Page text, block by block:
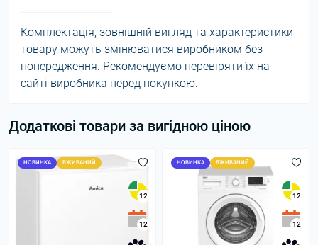
Комплектація, зовнішній вигляд та характеристики
товару можуть змінюватися виробником без
попередження. Рекомендуємо перевіряти їх на
сайті виробника перед покупкою.
Додаткові товари за вигідною ціною
НОВИНКА ВЖИВАНИЙ
12
12
НОВИНКА ВЖИВАНИЙ
12
12